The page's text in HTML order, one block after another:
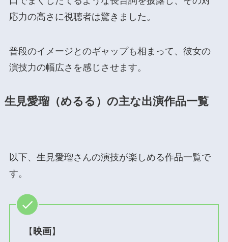
応力の高さに視聴者は驚きました。
普段のイメージとのギャップも相まって、彼女の
演技力の幅広さを感じさせます。
生見愛瑠（めるる）の主な出演作品一覧
以下、生見愛瑠さんの演技が楽しめる作品一覧で
す。
【 映画】